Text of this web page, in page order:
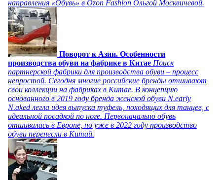
направления «Обувь» в Ozon Fashion Ольгой Москвичевой.
Поворот к Азии. Особенности
производства обуви на фабрике в Китае Поиск
партнерской фабрики для производства обуви – процесс
непростой. Сегодня многие российские бренды отшивают
свои коллекции на фабриках в Китае. В концепцию
основанного в 2019 году бренда женской обуви N.early
N.aked легла идея выпуска туфель, походящих для танцев, с
идеальной посадкой по ноге. Первоначально обувь
отшивалась в Европе, но уже в 2022 году производство
обуви перенесли в Китай.